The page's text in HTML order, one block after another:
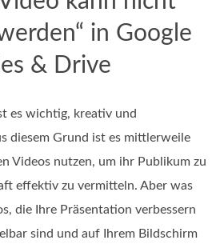
in Google
& Drive
es wichtig, kreativ und
diesem Grund ist es mittlerweile
Videos nutzen, um ihr Publikum zu
effektiv zu vermitteln. Aber was
die Ihre Präsentation verbessern
sind und auf Ihrem Bildschirm